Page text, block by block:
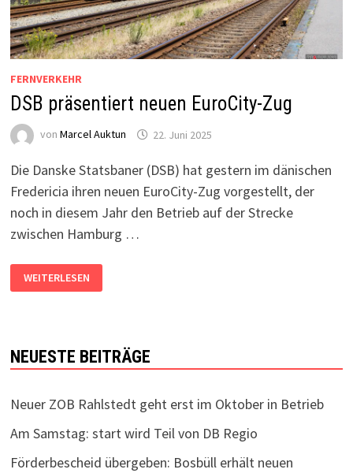
FERNVERKEHR
DSB präsentiert neuen EuroCity-Zug
von Marcel Auktun 22. Juni 2025
Die Danske Statsbaner (DSB) hat gestern im dänischen
Fredericia ihren neuen EuroCity-Zug vorgestellt, der
noch in diesem Jahr den Betrieb auf der Strecke
zwischen Hamburg …
PRÄSENTIERT
NEUEN
WEITERLESEN
NEUESTE BEITRÄGE
Neuer ZOB Rahlstedt geht erst im Oktober in Betrieb
Am Samstag: start wird Teil von DB Regio
Förderbescheid übergeben: Bosbüll erhält neuen